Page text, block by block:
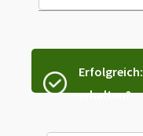
erhalten?